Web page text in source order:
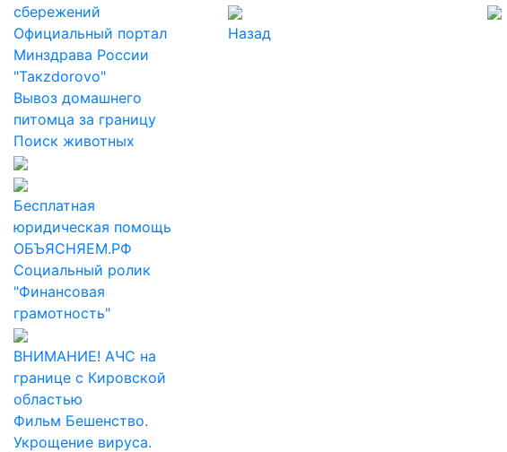
сбережений
Официальный портал
Минздрава России
"Такzdorovo"
Вывоз домашнего
питомца за границу
Поиск животных
Бесплатная
юридическая помощь
ОБЪЯСНЯЕМ.РФ
Социальный ролик
"Финансовая
грамотность"
ВНИМАНИЕ! АЧС на
границе с Кировской
областью
Фильм Бешенство.
Укрощение вируса.
Назад